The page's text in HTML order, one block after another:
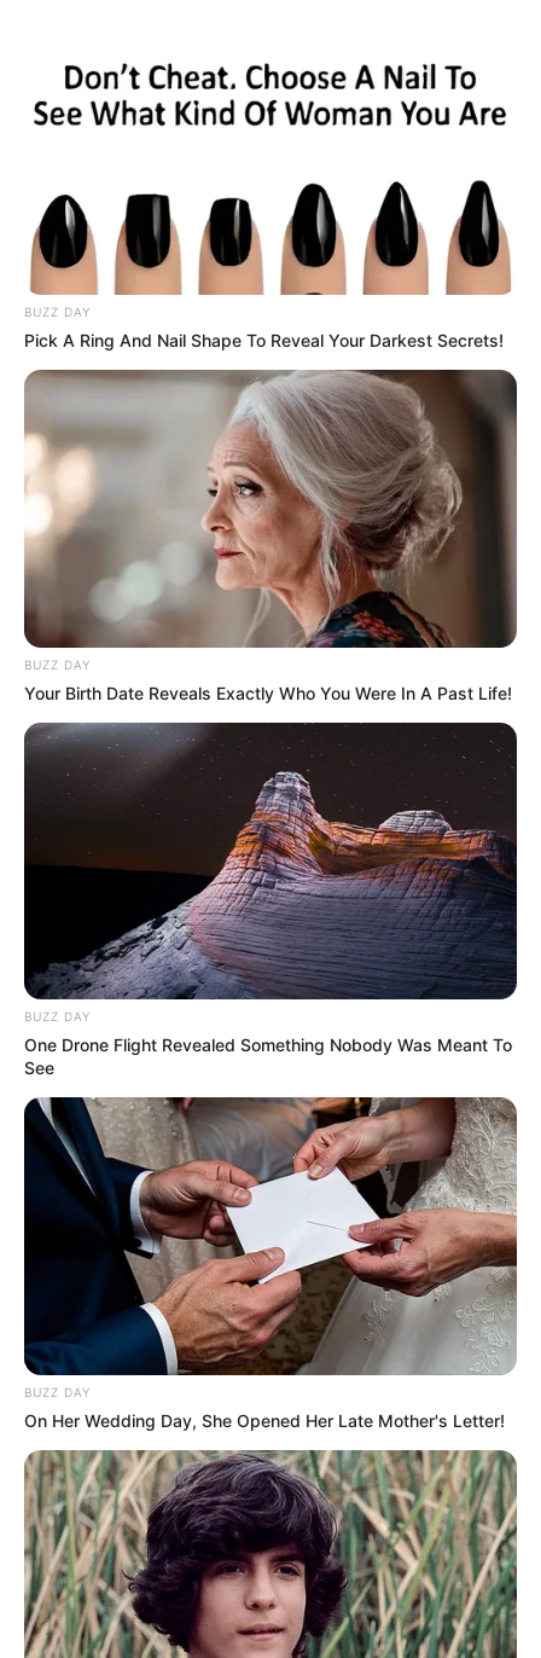
Como Fazer em Casa
Como Fazer em Casa
Como Fazer em Casa
BUZZ DAY
Pick A Ring And Nail Shape To Reveal Your Darkest Secrets!
BUZZ DAY
Your Birth Date Reveals Exactly Who You Were In A Past Life!
BUZZ DAY
One Drone Flight Revealed Something Nobody Was Meant To
See
BUZZ DAY
On Her Wedding Day, She Opened Her Late Mother's Letter!